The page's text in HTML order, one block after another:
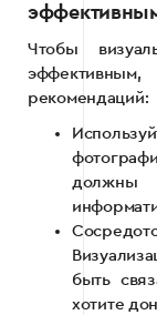
Чтобы
эффективным,
рекомендаций:
быть
хотите